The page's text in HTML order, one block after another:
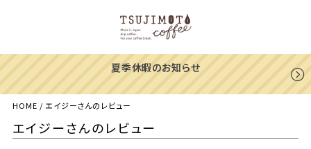
夏季休暇のお知らせ
HOME エイジーさんのレビュー
エイジーさんのレビュー